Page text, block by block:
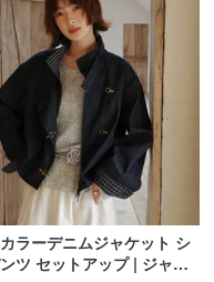
ラーデニムジャケット シ
ツ セットアップ | ジャケ